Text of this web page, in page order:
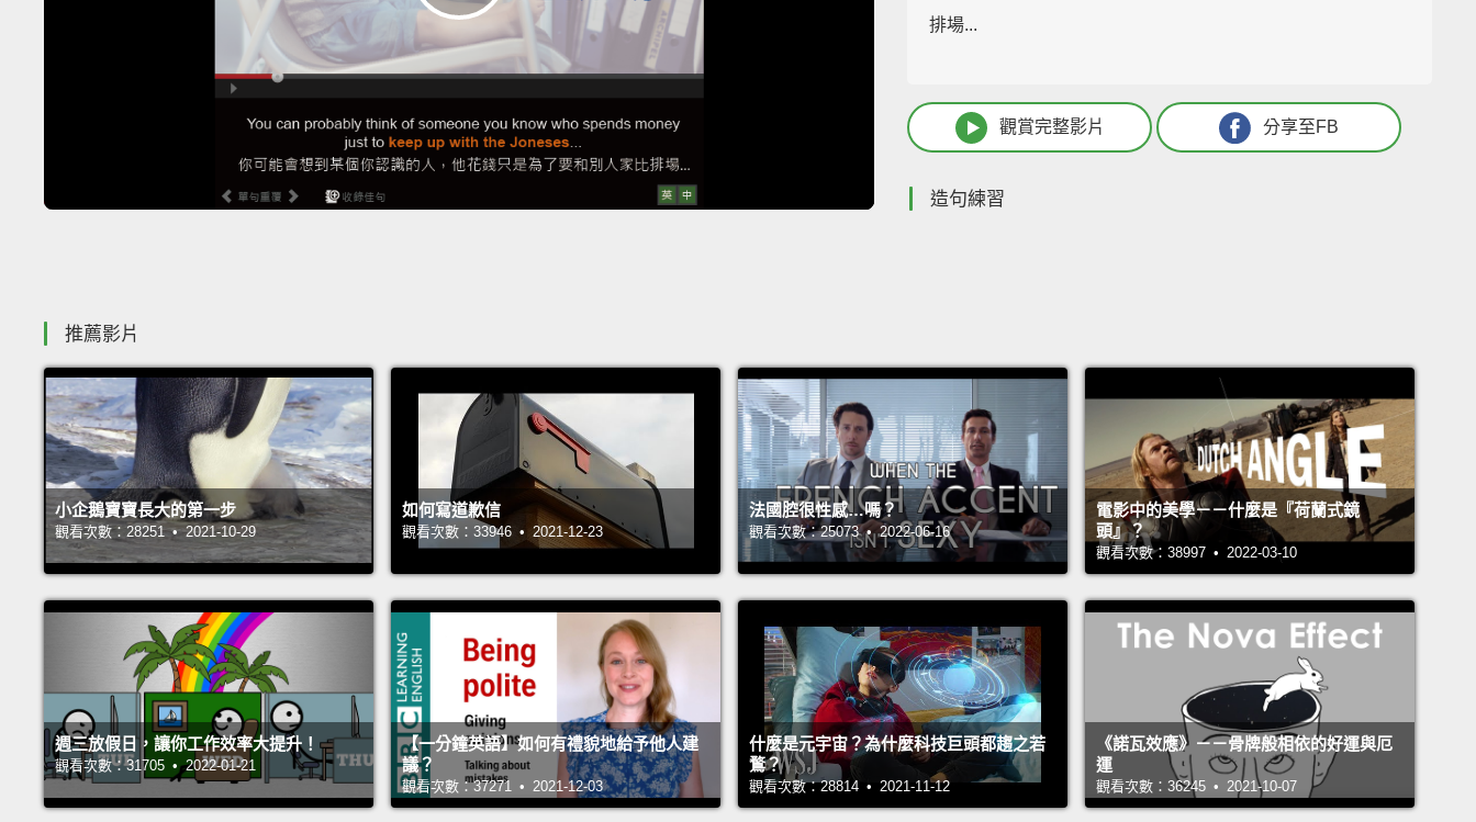
排場...
觀賞完整影片 分享至FB
造句練習
推薦影片
小企鵝寶寶長大的第一步
觀看次數：28251 • 2021-10-29
如何寫道歉信
觀看次數：33946 • 2021-12-23
法國腔很性感…嗎？
觀看次數：25073 • 2022-06-16
電影中的美學－－什麼是『荷蘭式鏡
頭』？
觀看次數：38997 • 2022-03-10
週三放假日，讓你工作效率大提升！
觀看次數：31705 • 2022-01-21
【一分鐘英語】如何有禮貌地給予他人建
議？
觀看次數：37271 • 2021-12-03
什麼是元宇宙？為什麼科技巨頭都趨之若
鶩？
觀看次數：28814 • 2021-11-12
《諾瓦效應》－－骨牌般相依的好運與厄
運
觀看次數：36245 • 2021-10-07